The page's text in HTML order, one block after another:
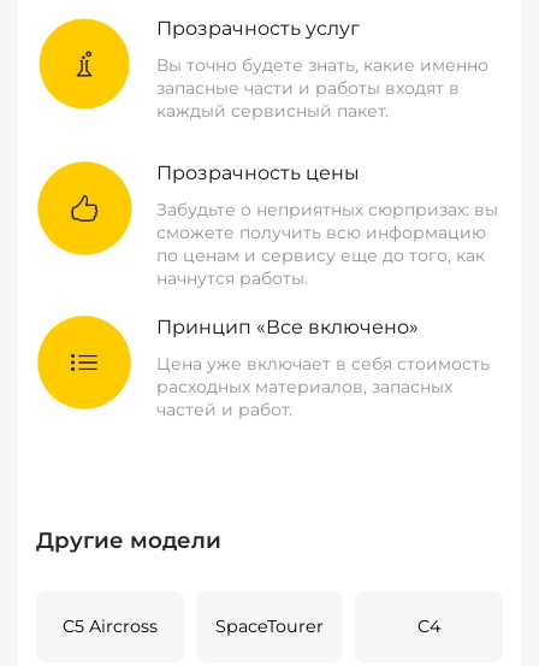
Прозрачность услуг
Вы точно будете знать, какие именно
запасные части и работы входят в
каждый сервисный пакет.
Прозрачность цены
Забудьте о неприятных сюрпризах: вы
сможете получить всю информацию
по ценам и сервису еще до того, как
начнутся работы.
Принцип «Все включено»
Цена уже включает в себя стоимость
расходных материалов, запасных
частей и работ.
Другие модели
C5 Aircross SpaceTourer C4